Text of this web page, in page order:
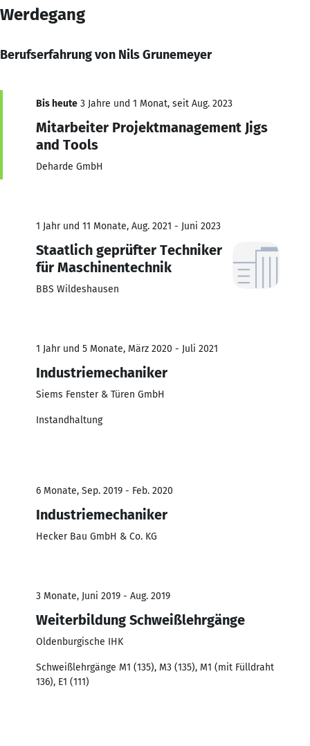
Werdegang
Berufserfahrung von Nils Grunemeyer
Bis heute 3 Jahre und 1 Monat, seit Aug. 2023
Mitarbeiter Projektmanagement Jigs
and Tools
Deharde GmbH
1 Jahr und 11 Monate, Aug. 2021 - Juni 2023
Staatlich geprüfter Techniker
für Maschinentechnik
BBS Wildeshausen
1 Jahr und 5 Monate, März 2020 - Juli 2021
Industriemechaniker
Siems Fenster & Türen GmbH
Instandhaltung
6 Monate, Sep. 2019 - Feb. 2020
Industriemechaniker
Hecker Bau GmbH & Co. KG
3 Monate, Juni 2019 - Aug. 2019
Weiterbildung Schweißlehrgänge
Oldenburgische IHK
Schweißlehrgänge M1 (135), M3 (135), M1 (mit Fülldraht
136), E1 (111)